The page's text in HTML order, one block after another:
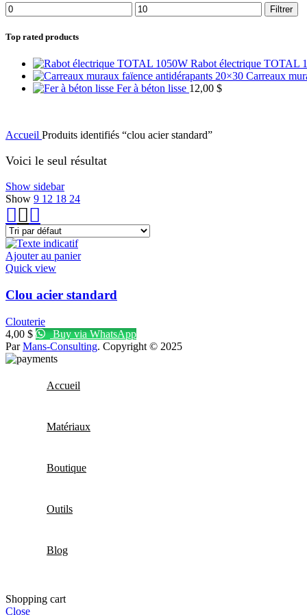
Filtrer
Top rated products
Rabot électrique TOTAL
Carreaux
Fer à béton lisse 12,00 $
Accueil Produits identifiés “clou acier standard”
Voici le seul résultat
Show sidebar
Show 9 12 18 24
Ajouter au panier
Quick view
Clou acier standard
Clouterie
4,00 $
Buy via WhatsApp
ParMans-Consulting. Copyright © 2025
Accueil
Matériaux
Boutique
Outils
Blog
Shopping cart
Close